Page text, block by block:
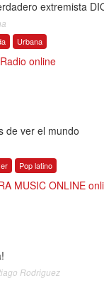
extremista
Urbana
online
de ver el mundo
Pop latino
MUSIC ONLINE
Rodriguez